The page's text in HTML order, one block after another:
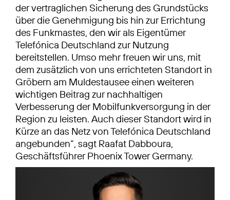
der vertraglichen Sicherung des Grundstücks
über die Genehmigung bis hin zur Errichtung
des Funkmastes, den wir als Eigentümer
Telefónica Deutschland zur Nutzung
bereitstellen. Umso mehr freuen wir uns, mit
dem zusätzlich von uns errichteten Standort in
Gröbern am Muldestausee einen weiteren
wichtigen Beitrag zur nachhaltigen
Verbesserung der Mobilfunkversorgung in der
Region zu leisten. Auch dieser Standort wird in
Kürze an das Netz von Telefónica Deutschland
angebunden“, sagt Raafat Dabboura,
Geschäftsführer Phoenix Tower Germany.